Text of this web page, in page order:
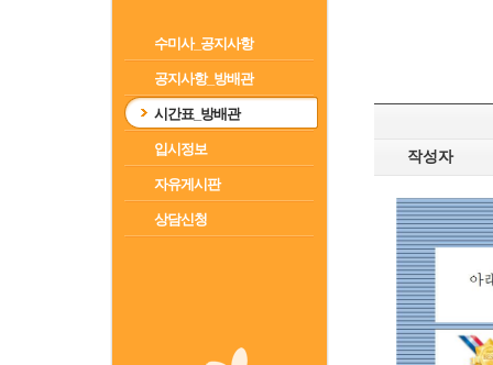
수미사_공지사항
공지사항_방배관
시간표_방배관
입시정보
자유게시판
상담신청
작성자